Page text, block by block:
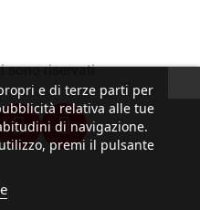
sono riservati
e di terze parti per
relativa alle tue
di navigazione.
premi il pulsante